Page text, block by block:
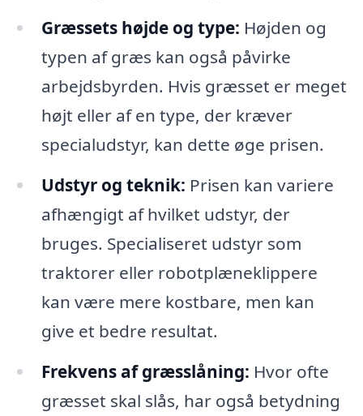
Græssets højde og type: Højden og
typen af græs kan også påvirke
arbejdsbyrden. Hvis græsset er meget
højt eller af en type, der kræver
specialudstyr, kan dette øge prisen.
Udstyr og teknik: Prisen kan variere
afhængigt af hvilket udstyr, der
bruges. Specialiseret udstyr som
traktorer eller robotplæneklippere
kan være mere kostbare, men kan
give et bedre resultat.
Frekvens af græsslåning: Hvor ofte
græsset skal slås, har også betydning